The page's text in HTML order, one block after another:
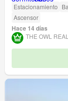
Estacionamiento
Ascensor
Hace 14 días
THE OWL